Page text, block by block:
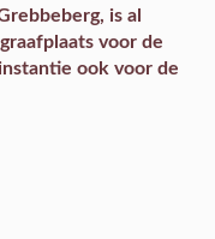
is al
voor de
ook voor de